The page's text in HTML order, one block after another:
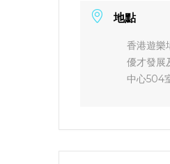
地點
香港遊樂
優才發展
中心504